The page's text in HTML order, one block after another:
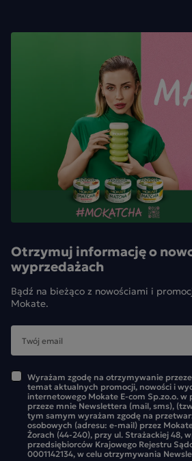
Otrzymuj informację o
wyprzedażach
Bądź na bieżąco z nowościami i
Mokate.
Wyrażam zgodę na otrzymywanie
temat aktualnych promocji, nowości i
internetowego Mokate E-com Sp.zo.o.
przeze mnie Newslettera (mail, sms),
tym samym wyrażam zgodę na
osobowych (adresu: e-mail) przez
Żorach (44-240), przy ul. Strażackiej 48,
przedsiębiorców Krajowego Rejestru
0001142134, w celu otrzymywania